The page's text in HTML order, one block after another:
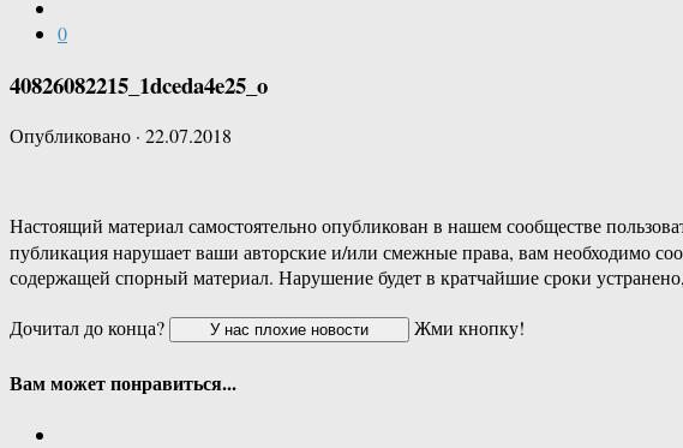
0
40826082215_1dceda4e25_o
Опубликовано · 22.07.2018
Настоящий материал самостоятельно опубликован в нашем сообществе
публикация нарушает ваши авторские и/или смежные права, вам необходимо
содержащей спорный материал. Нарушение будет в кратчайшие сроки
Дочитал до конца?
Жми кнопку!
Вам может понравиться...